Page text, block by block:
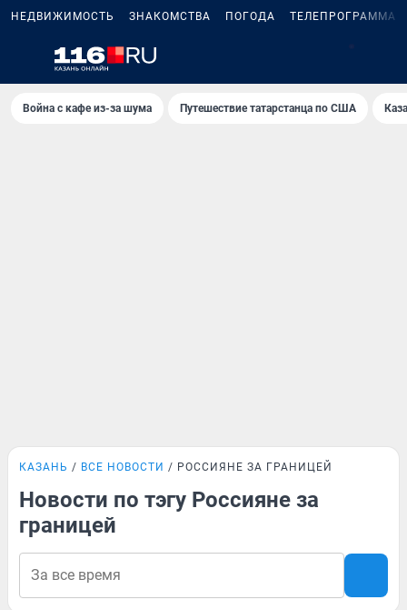
НЕДВИЖИМОСТЬ ЗНАКОМСТВА ПОГОДА ТЕЛЕПРОГРАММА
Война с кафе из-за шума Путешествие татарстанца по США
КАЗАНЬ ВСЕ НОВОСТИ РОССИЯНЕ ЗА ГРАНИЦЕЙ
Новости по тэгу Россияне за
границей